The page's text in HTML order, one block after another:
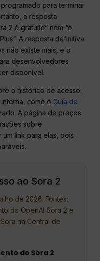
para terminar
a resposta
2 é gratuito” nem “o
A resposta definitiva
não existe mais, e o
desenvolvedores
disponível.
o histórico de acesso,
como o Guia de
A página de preços
sobre
link para elas, pois
ao Sora 2
de 2026. Fontes:
do OpenAI Sora 2 e
na Central de
do Sora 2